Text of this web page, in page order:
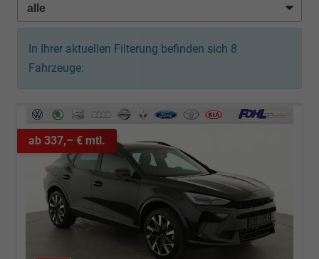
In Ihrer aktuellen Filterung befinden sich 8
Fahrzeuge:
ab 337,– € mtl.